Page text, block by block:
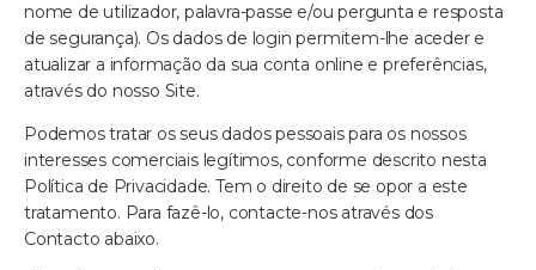
nome de utilizador, palavra-passe e/ou pergunta e resposta
de segurança). Os dados de login permitem-lhe aceder e
atualizar a informação da sua conta online e preferências,
através do nosso Site.
Podemos tratar os seus dados pessoais para os nossos
interesses comerciais legítimos, conforme descrito nesta
Política de Privacidade. Tem o direito de se opor a este
tratamento. Para fazê-lo, contacte-nos através dos
Contacto abaixo.